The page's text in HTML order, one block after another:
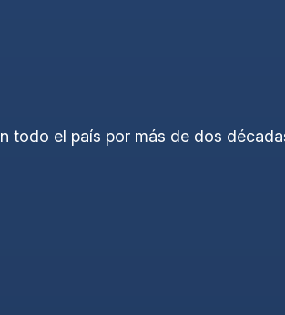
todo el país por más de dos